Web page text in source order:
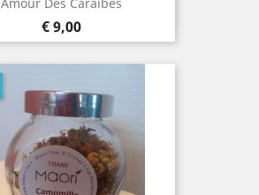
Prijs
€ 9,00